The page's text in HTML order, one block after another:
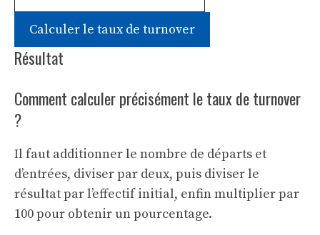
Calculer le taux de turnover
Résultat
Comment calculer précisément le taux de turnover
?
Il faut additionner le nombre de départs et
d’entrées, diviser par deux, puis diviser le
résultat par l’effectif initial, enfin multiplier par
100 pour obtenir un pourcentage.